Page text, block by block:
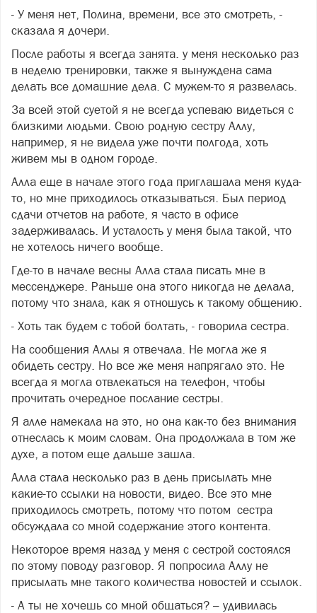
- У меня нет, Полина, времени, все это смотреть, -
сказала я дочери.
После работы я всегда занята. у меня несколько раз
в неделю тренировки, также я вынуждена сама
делать все домашние дела. С мужем-то я развелась.
За всей этой суетой я не всегда успеваю видеться с
близкими людьми. Свою родную сестру Аллу,
например, я не видела уже почти полгода, хоть
живем мы в одном городе.
Алла еще в начале этого года приглашала меня куда-
то, но мне приходилось отказываться. Был период
сдачи отчетов на работе, я часто в офисе
задерживалась. И усталость у меня была такой, что
не хотелось ничего вообще.
Где-то в начале весны Алла стала писать мне в
мессенджере. Раньше она этого никогда не делала,
потому что знала, как я отношусь к такому общению.
- Хоть так будем с тобой болтать, - говорила сестра.
На сообщения Аллы я отвечала. Не могла же я
обидеть сестру. Но все же меня напрягало это. Не
всегда я могла отвлекаться на телефон, чтобы
прочитать очередное послание сестры.
Я алле намекала на это, но она как-то без внимания
отнеслась к моим словам. Она продолжала в том же
духе, а потом еще дальше зашла.
Алла стала несколько раз в день присылать мне
какие-то ссылки на новости, видео. Все это мне
приходилось смотреть, потому что потом сестра
обсуждала со мной содержание этого контента.
Некоторое время назад у меня с сестрой состоялся
по этому поводу разговор. Я попросила Аллу не
присылать мне такого количества новостей и ссылок.
- А ты не хочешь со мной общаться? – удивилась